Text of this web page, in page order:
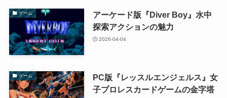
ゲーム
アーケード版『Diver Boy』水中
探索アクションの魅力
2026-04-04
ゲーム
PC版『レッスルエンジェルス』女
子プロレスカードゲームの金字塔